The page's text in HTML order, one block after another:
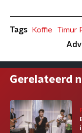
Tags Koffie
Timur
Gerelateerd